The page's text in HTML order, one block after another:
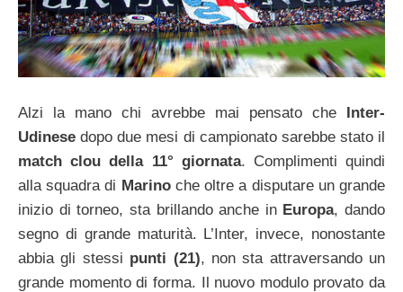
Alzi la mano chi avrebbe mai pensato che Inter-
Udinesedopo due mesi di campionato sarebbe stato il
match clou della 11° giornata. Complimenti quindi
alla squadra di Marinoche oltre a disputare un grande
inizio di torneo, sta brillando anche in Europa, dando
segno di grande maturità. L’Inter, invece, nonostante
abbia gli stessi punti (21), non sta attraversando un
grande momento di forma. Il nuovo modulo provato da